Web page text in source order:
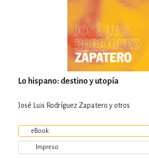
Lo hispano: destino y utopía
José Luis Rodríguez Zapatero y otros
eBook
Impreso